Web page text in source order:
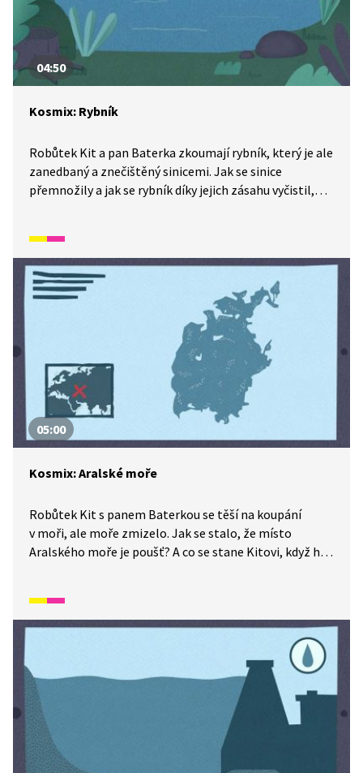
04:50
Kosmix: Rybník
Robůtek Kit a pan Baterka zkoumají rybník, který je ale
zanedbaný a znečištěný sinicemi. Jak se sinice
přemnožily a jak se rybník díky jejich zásahu vyčistil,
05:00
Kosmix: Aralské moře
Robůtek Kit s panem Baterkou se těší na koupání
v moři, ale moře zmizelo. Jak se stalo, že místo
Aralského moře je poušť? A co se stane Kitovi, když ho